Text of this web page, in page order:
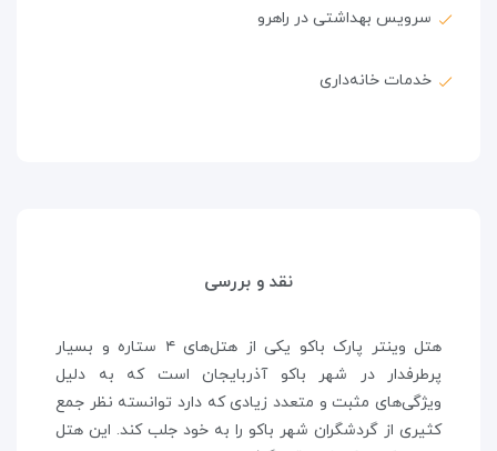
سرویس بهداشتی در راهرو
خدمات خانه‌داری
نقد و بررسی
هتل وینتر پارک باکو یکی از هتل‌های ۴ ستاره و بسیار
پرطرفدار در شهر باکو آذربایجان است که به دلیل
ویژگی‌های مثبت و متعدد زیادی که دارد توانسته نظر جمع
کثیری از گردشگران شهر باکو را به خود جلب کند. این هتل